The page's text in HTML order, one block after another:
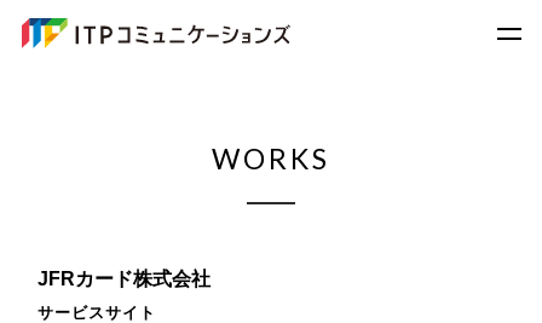
WORKS
JFRカード株式会社
サービスサイト